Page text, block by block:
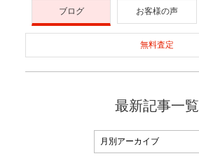
ブログ お客様の声
無料査定
最新記事一覧